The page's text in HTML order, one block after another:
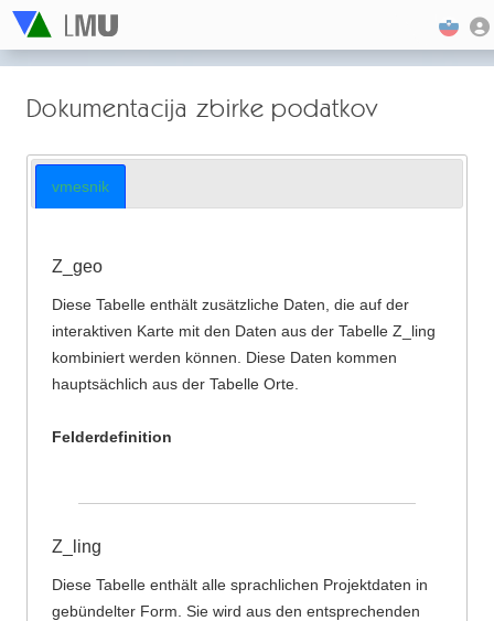
Dokumentacija zbirke podatkov
vmesnik
Z_geo
Diese Tabelle enthält zusätzliche Daten, die auf der
interaktiven Karte mit den Daten aus der Tabelle Z_ling
kombiniert werden können. Diese Daten kommen
hauptsächlich aus der Tabelle Orte.
Felderdefinition
Z_ling
Diese Tabelle enthält alle sprachlichen Projektdaten in
gebündelter Form. Sie wird aus den entsprechenden